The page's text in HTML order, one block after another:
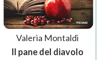
Valeria Montaldi
Il pane del diavolo